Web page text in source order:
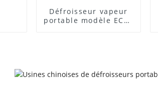
Défroisseur vapeur
portable modèle ECO-